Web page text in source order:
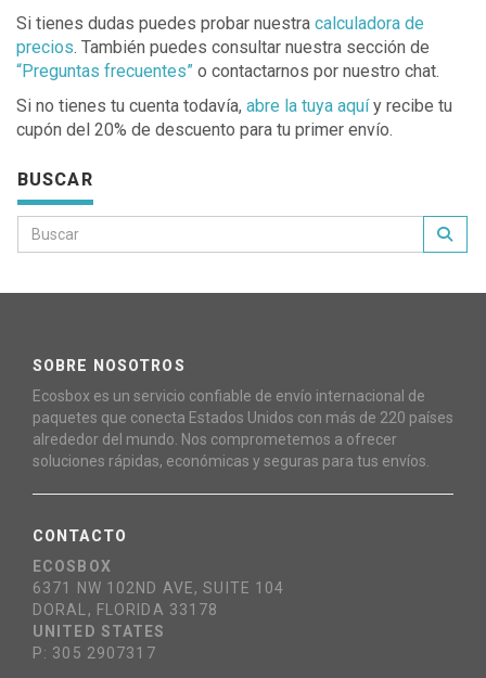
Si tienes dudas puedes probar nuestra calculadora de
precios. También puedes consultar nuestra sección de
“Preguntas frecuentes” o contactarnos por nuestro chat.
Si no tienes tu cuenta todavía, abre la tuya aquíy recibe tu
cupón del 20% de descuento para tu primer envío.
BUSCAR
SOBRE NOSOTROS
Ecosbox es un servicio confiable de envío internacional de
paquetes que conecta Estados Unidos con más de 220 países
alrededor del mundo. Nos comprometemos a ofrecer
soluciones rápidas, económicas y seguras para tus envíos.
CONTACTO
ECOSBOX
6371 NW 102ND AVE, SUITE 104
DORAL, FLORIDA 33178
UNITED STATES
P: 305 2907317